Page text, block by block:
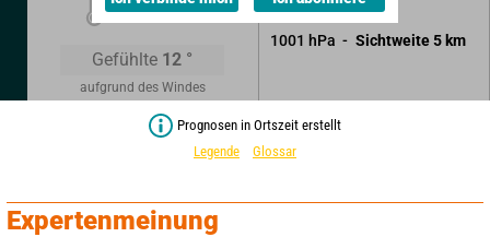
Gefühlte 12 °
aufgrund des Windes
1001 hPa Sichtweite 5 km
Prognosen in Ortszeit erstellt
Legende
Glossar
Expertenmeinung